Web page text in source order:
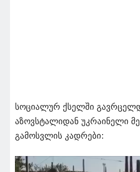
სოციალურ ქსელში
აზოვსტალიდან უკრაინელი
გამოსვლის კადრები:
ვიდეო